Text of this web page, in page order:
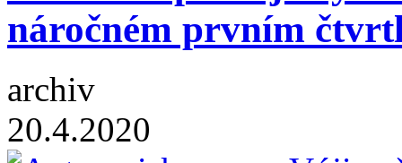
náročném prvním
archiv
20.4.2020